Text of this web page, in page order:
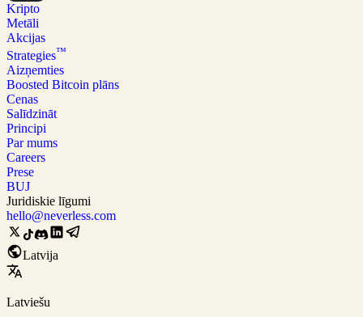
Kripto
Metāli
Akcijas
Strategies™
Aizņemties
Boosted Bitcoin plāns
Cenas
Salīdzināt
Principi
Par mums
Careers
Prese
BUJ
Juridiskie līgumi
hello@neverless.com
Latvija
Latviešu